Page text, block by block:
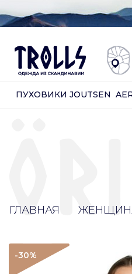
ПУХОВИКИ JOUTSEN
ГЛАВНАЯ
-30%